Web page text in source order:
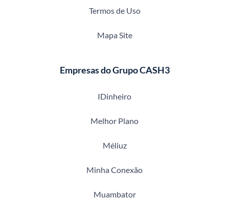
Termos de Uso
Mapa Site
Empresas do Grupo CASH3
IDinheiro
Melhor Plano
Méliuz
Minha Conexão
Muambator